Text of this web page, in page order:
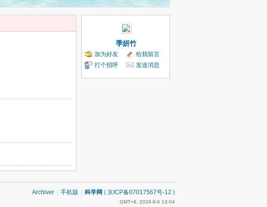
季妍竹
加为好友
给我留言
打个招呼
发送消息
Archiver 手机版 科学网 ( 京ICP备07017567号-12 )
GMT+8, 2026-8-6 13:04